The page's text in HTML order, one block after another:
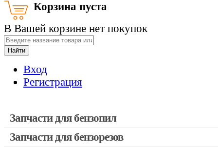
Корзина пуста
В Вашей корзине нет покупок
Найти
Вход
Регистрация
Запчасти для бензопил
Запчасти для бензопил Stihl
Запчасти для бензорезов